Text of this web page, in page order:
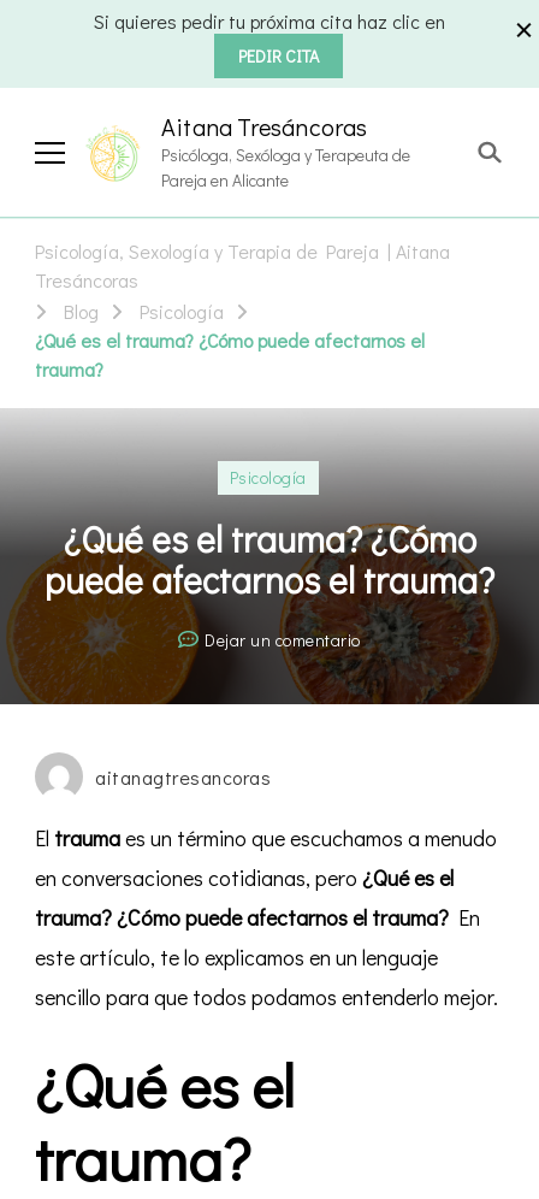
Si quieres pedir tu próxima cita haz clic en
PEDIR CITA
Aitana Tresáncoras
Psicóloga, Sexóloga y Terapeuta de
Pareja en Alicante
Psicología, Sexología y Terapia de Pareja | Aitana
Tresáncoras
Blog
Psicología
¿Qué es el trauma? ¿Cómo puede afectarnos el
trauma?
Psicología
¿Qué es el trauma? ¿Cómo
puede afectarnos el trauma?
Dejar un comentarioen
¿Qué
es
el
trauma?
aitanagtresancoras
El traumaes un término que escuchamos a menudo
en conversaciones cotidianas, pero ¿Qué es el
trauma? ¿Cómo puede afectarnos el trauma? En
este artículo, te lo explicamos en un lenguaje
sencillo para que todos podamos entenderlo mejor.
¿Qué es el
trauma?